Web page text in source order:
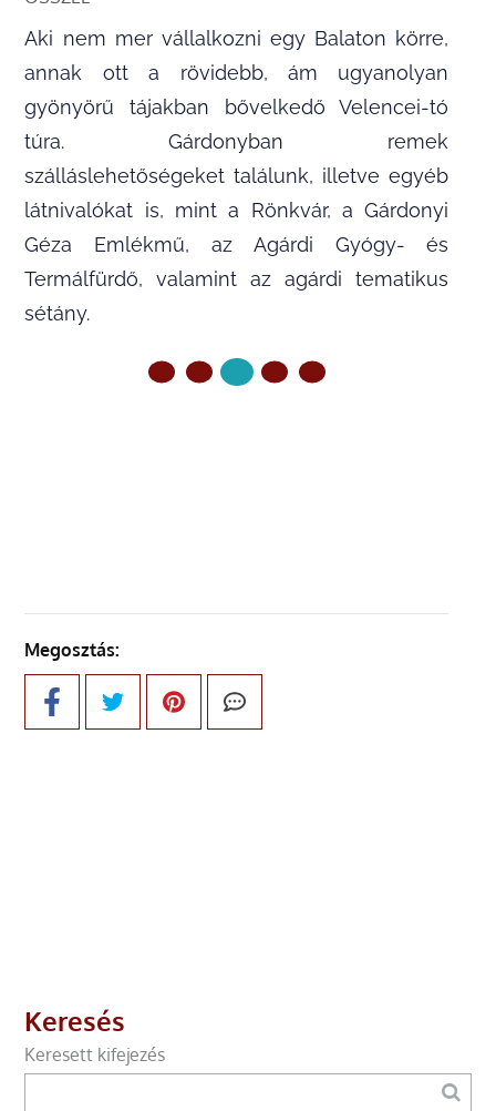
Aki nem mer vállalkozni egy Balaton körre,
annak ott a rövidebb, ám ugyanolyan
gyönyörű tájakban bővelkedő Velencei-tó
túra. Gárdonyban remek
szálláslehetőségeket találunk, illetve egyéb
látnivalókat is, mint a Rönkvár, a Gárdonyi
Géza Emlékmű, az Agárdi Gyógy- és
Termálfürdő, valamint az agárdi tematikus
sétány.
Megosztás:
Keresés
Keresett kifejezés